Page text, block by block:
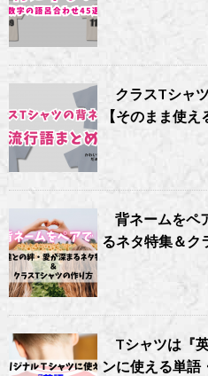
クラスTシャ
【そのまま使え
背ネームをペ
るネタ特集＆ク
Tシャツは『
ンに使える単語